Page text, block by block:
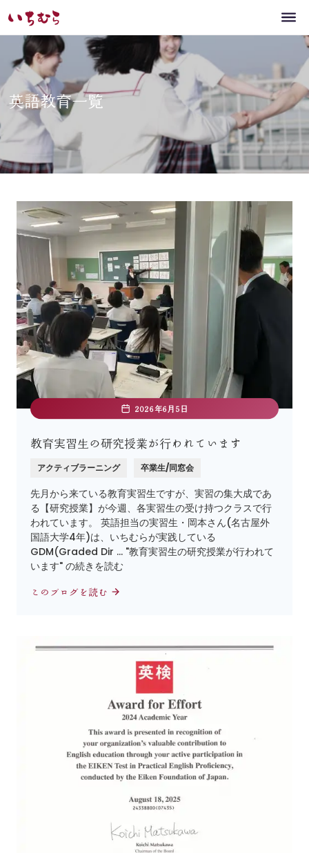
英語教育一覧
2026年6月5日
教育実習生の研究授業が行われています
アクティブラーニング 卒業生/同窓会
先月から来ている教育実習生ですが、実習の集大成であ
る【研究授業】が今週、各実習生の受け持つクラスで行
われています。 英語担当の実習生・岡本さん(名古屋外
国語大学4年)は、いちむらが実践している
GDM(Graded Dir … "教育実習生の研究授業が行われて
います" の続きを読む
このブログを読む